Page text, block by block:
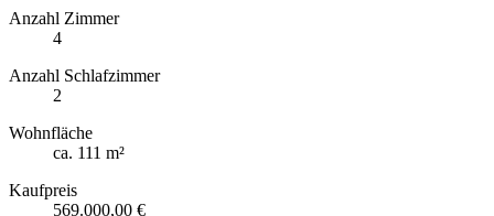
Anzahl Zimmer
4
Anzahl Schlafzimmer
2
Wohnfläche
ca. 111 m²
Kaufpreis
569.000,00 €